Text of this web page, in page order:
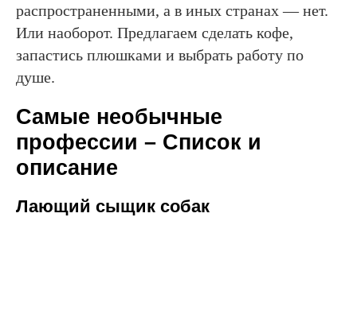
распространенными, а в иных странах — нет.
Или наоборот. Предлагаем сделать кофе,
запастись плюшками и выбрать работу по
душе.
Самые необычные
профессии – Список и
описание
Лающий сыщик собак